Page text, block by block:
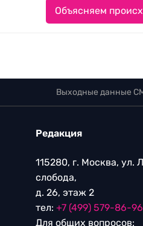
Объясняем
Выходные данные
Редакция
115280, г. Москва, ул.
слобода,
д. 26, этаж 2
тел: +7 (499) 579-86-96
Для общих вопросов: